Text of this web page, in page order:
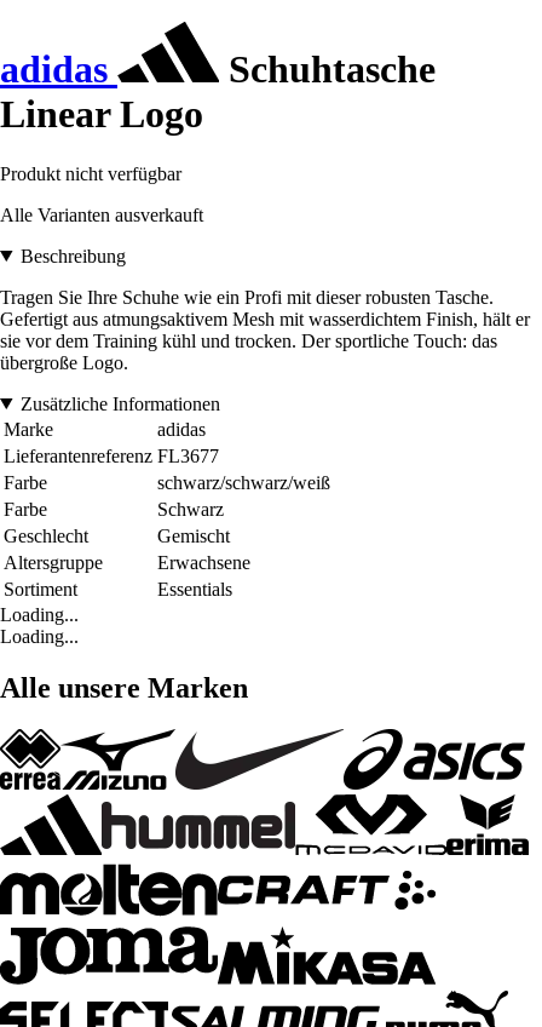
adidas
Schuhtasche
Linear Logo
Produkt nicht verfügbar
Alle Varianten ausverkauft
Beschreibung
Tragen Sie Ihre Schuhe wie ein Profi mit dieser robusten Tasche.
Gefertigt aus atmungsaktivem Mesh mit wasserdichtem Finish, hält er
sie vor dem Training kühl und trocken. Der sportliche Touch: das
übergroße Logo.
Zusätzliche Informationen
Marke
adidas
Lieferantenreferenz FL3677
Farbe
schwarz/schwarz/weiß
Farbe
Schwarz
Geschlecht
Gemischt
Altersgruppe
Erwachsene
Sortiment
Essentials
Loading...
Loading...
Alle unsere Marken